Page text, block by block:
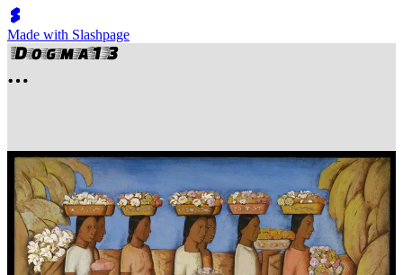
Made with Slashpage